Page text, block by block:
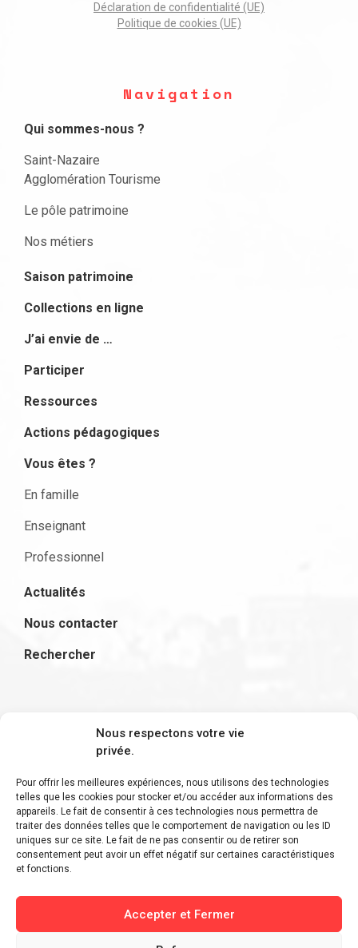
Nous respectons votre vie
privée.
Pour offrir les meilleures expériences, nous utilisons des technologies
telles que les cookies pour stocker et/ou accéder aux informations des
appareils. Le fait de consentir à ces technologies nous permettra de
traiter des données telles que le comportement de navigation ou les ID
uniques sur ce site. Le fait de ne pas consentir ou de retirer son
consentement peut avoir un effet négatif sur certaines caractéristiques
et fonctions.
Accepter et Fermer
Déclaration de confidentialité (UE)
Politique de cookies (UE)
Navigation
Qui sommes-nous ?
Saint-Nazaire
Agglomération Tourisme
Le pôle patrimoine
Nos métiers
Saison patrimoine
Collections en ligne
J’ai envie de …
Participer
Ressources
Actions pédagogiques
Vous êtes ?
En famille
Enseignant
Professionnel
Actualités
Nous contacter
Rechercher
S'inscrire à la newsletter
Restez informé des derniers ajouts et des
dernières actualités !